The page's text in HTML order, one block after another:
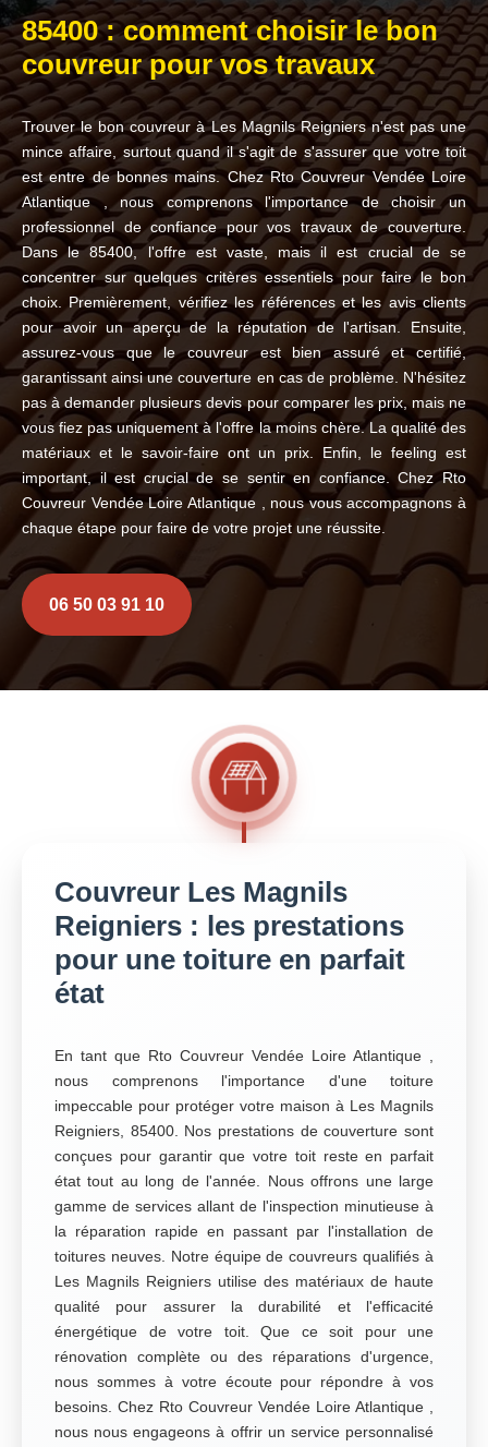
85400 : comment choisir le bon
couvreur pour vos travaux
Trouver le bon couvreur à Les Magnils Reigniers n'est pas une
mince affaire, surtout quand il s'agit de s'assurer que votre toit
est entre de bonnes mains. Chez Rto Couvreur Vendée Loire
Atlantique , nous comprenons l'importance de choisir un
professionnel de confiance pour vos travaux de couverture.
Dans le 85400, l'offre est vaste, mais il est crucial de se
concentrer sur quelques critères essentiels pour faire le bon
choix. Premièrement, vérifiez les références et les avis clients
pour avoir un aperçu de la réputation de l'artisan. Ensuite,
assurez-vous que le couvreur est bien assuré et certifié,
garantissant ainsi une couverture en cas de problème. N'hésitez
pas à demander plusieurs devis pour comparer les prix, mais ne
vous fiez pas uniquement à l'offre la moins chère. La qualité des
matériaux et le savoir-faire ont un prix. Enfin, le feeling est
important, il est crucial de se sentir en confiance. Chez Rto
Couvreur Vendée Loire Atlantique , nous vous accompagnons à
chaque étape pour faire de votre projet une réussite.
06 50 03 91 10
Couvreur Les Magnils
Reigniers : les prestations
pour une toiture en parfait
état
En tant que Rto Couvreur Vendée Loire Atlantique ,
nous comprenons l'importance d'une toiture
impeccable pour protéger votre maison à Les Magnils
Reigniers, 85400. Nos prestations de couverture sont
conçues pour garantir que votre toit reste en parfait
état tout au long de l'année. Nous offrons une large
gamme de services allant de l'inspection minutieuse à
la réparation rapide en passant par l'installation de
toitures neuves. Notre équipe de couvreurs qualifiés à
Les Magnils Reigniers utilise des matériaux de haute
qualité pour assurer la durabilité et l'efficacité
énergétique de votre toit. Que ce soit pour une
rénovation complète ou des réparations d'urgence,
nous sommes à votre écoute pour répondre à vos
besoins. Chez Rto Couvreur Vendée Loire Atlantique ,
nous nous engageons à offrir un service personnalisé